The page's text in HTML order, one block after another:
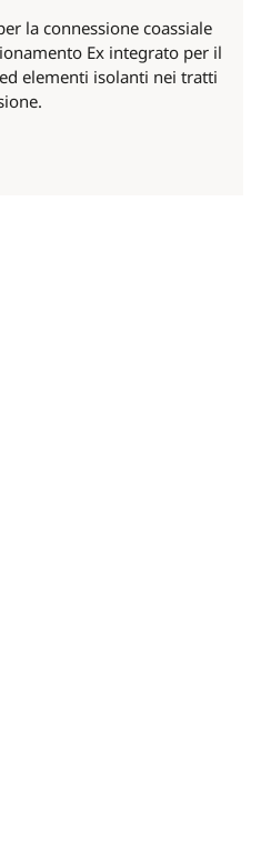
la connessione coassiale
Ex integrato per il
elementi isolanti nei tratti